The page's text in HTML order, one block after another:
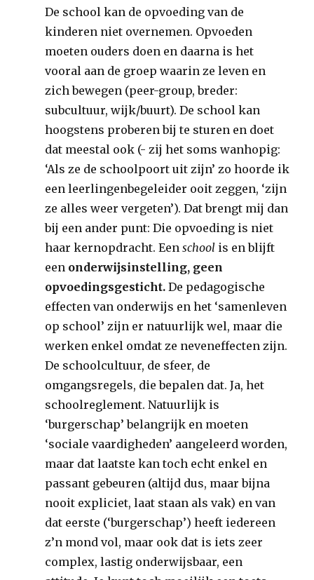
De school kan de opvoeding van de
kinderen niet overnemen. Opvoeden
moeten ouders doen en daarna is het
vooral aan de groep waarin ze leven en
zich bewegen (peer-group, breder:
subcultuur, wijk/buurt). De school kan
hoogstens proberen bij te sturen en doet
dat meestal ook (- zij het soms wanhopig:
‘Als ze de schoolpoort uit zijn’ zo hoorde ik
een leerlingenbegeleider ooit zeggen, ‘zijn
ze alles weer vergeten’). Dat brengt mij dan
bij een ander punt: Die opvoeding is niet
haar kernopdracht. Eenschool is en blijft
een onderwijsinstelling, geen
opvoedingsgesticht. De pedagogische
effecten van onderwijs en het ‘samenleven
op school’ zijn er natuurlijk wel, maar die
werken enkel omdat ze neveneffecten zijn.
De schoolcultuur, de sfeer, de
omgangsregels, die bepalen dat. Ja, het
schoolreglement. Natuurlijk is
‘burgerschap’ belangrijk en moeten
‘sociale vaardigheden’ aangeleerd worden,
maar dat laatste kan toch echt enkel en
passant gebeuren (altijd dus, maar bijna
nooit expliciet, laat staan als vak) en van
dat eerste (‘burgerschap’) heeft iedereen
z’n mond vol, maar ook dat is iets zeer
complex, lastig onderwijsbaar, een